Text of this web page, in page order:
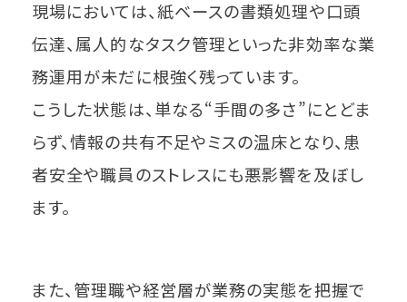
現場においては、紙ベースの書類処理や口頭
伝達、属人的なタスク管理といった非効率な業
務運用が未だに根強く残っています。
こうした状態は、単なる“手間の多さ”にとどま
らず、情報の共有不足やミスの温床となり、患
者安全や職員のストレスにも悪影響を及ぼし
ます。
また、管理職や経営層が業務の実態を把握で